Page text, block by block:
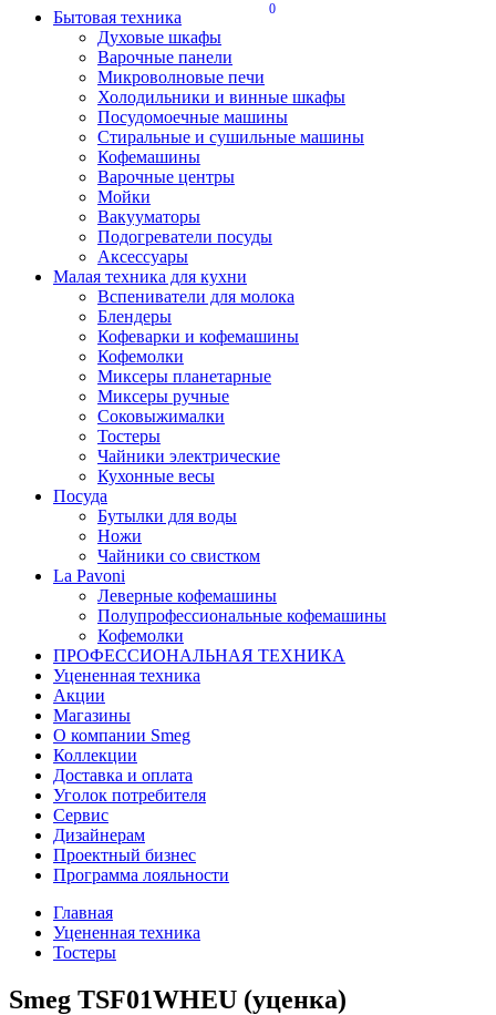
0
Бытовая техника
Духовые шкафы
Варочные панели
Микроволновые печи
Холодильники и винные шкафы
Посудомоечные машины
Стиральные и сушильные машины
Кофемашины
Варочные центры
Мойки
Вакууматоры
Подогреватели посуды
Аксессуары
Малая техника для кухни
Вспениватели для молока
Блендеры
Кофеварки и кофемашины
Кофемолки
Миксеры планетарные
Миксеры ручные
Соковыжималки
Тостеры
Чайники электрические
Кухонные весы
Посуда
Бутылки для воды
Ножи
Чайники со свистком
La Pavoni
Леверные кофемашины
Полупрофессиональные кофемашины
Кофемолки
ПРОФЕССИОНАЛЬНАЯ ТЕХНИКА
Уцененная техника
Акции
Магазины
О компании Smeg
Коллекции
Доставка и оплата
Уголок потребителя
Сервис
Дизайнерам
Проектный бизнес
Программа лояльности
Главная
Уцененная техника
Тостеры
Smeg TSF01WHEU (уценка)